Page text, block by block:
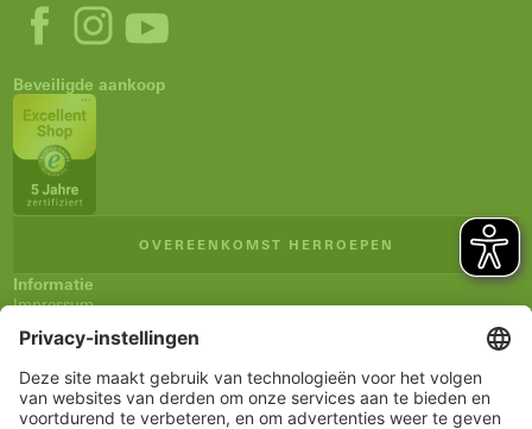
Beveiligde aankoop
OVEREENKOMST HERROEPEN
Informatie
Impressum
Privacyverklaring
Herroepingsrecht
Verklaring inzake toegankelijkheid